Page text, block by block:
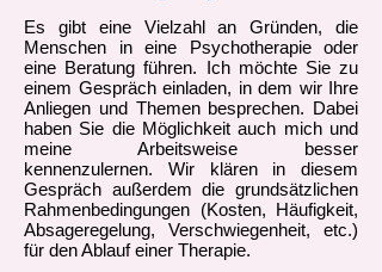
Es gibt eine Vielzahl an Gründen, die
Menschen in eine Psychotherapie oder
eine Beratung führen. Ich möchte Sie zu
einem Gespräch einladen, in dem wir Ihre
Anliegen und Themen besprechen. Dabei
haben Sie die Möglichkeit auch mich und
meine Arbeitsweise besser
kennenzulernen. Wir klären in diesem
Gespräch außerdem die grundsätzlichen
Rahmenbedingungen (Kosten, Häufigkeit,
Absageregelung, Verschwiegenheit, etc.)
für den Ablauf einer Therapie.